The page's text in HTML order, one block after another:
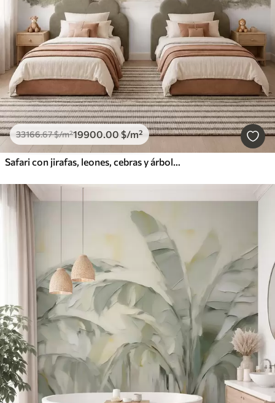
33166.67$/m²19900.00 $/m²
Safari con jirafas, leones, cebras y árboles tropicales